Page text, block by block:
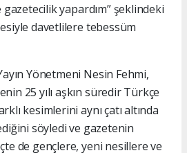
yapardım” şeklindeki
davetlilere tebessüm
Yönetmeni Nesin Fehmi,
25 yılı aşkın süredir Türkçe
kesimlerini aynı çatı altında
söyledi ve gazetenin
de gençlere, yeni nesillere ve